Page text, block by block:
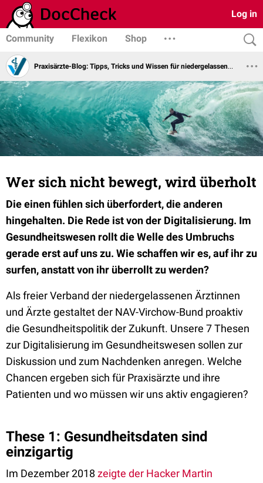
Log in
Community Flexikon Shop
Praxisärzte-Blog: Tipps, Tricks und Wissen für niedergelassene Ärzte vom Virchowbund
Wer sich nicht bewegt, wird überholt
Die einen fühlen sich überfordert, die anderen
hingehalten. Die Rede ist von der Digitalisierung. Im
Gesundheitswesen rollt die Welle des Umbruchs
gerade erst auf uns zu. Wie schaffen wir es, auf ihr zu
surfen, anstatt von ihr überrollt zu werden?
Als freier Verband der niedergelassenen Ärztinnen
und Ärzte gestaltet der NAV-Virchow-Bund proaktiv
die Gesundheitspolitik der Zukunft. Unsere 7 Thesen
zur Digitalisierung im Gesundheitswesen sollen zur
Diskussion und zum Nachdenken anregen. Welche
Chancen ergeben sich für Praxisärzte und ihre
Patienten und wo müssen wir uns aktiv engagieren?
These 1: Gesundheitsdaten sind
einzigartig
Im Dezember 2018 zeigte der Hacker Martin